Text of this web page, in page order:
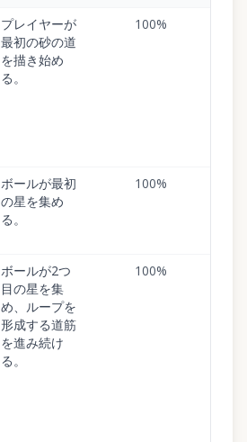
プレイヤーが
最初の砂の道
を描き始め
る。
100%
ボールが最初
の星を集め
る。
100%
ボールが2つ
目の星を集
め、ループを
形成する道筋
を進み続け
る。
100%